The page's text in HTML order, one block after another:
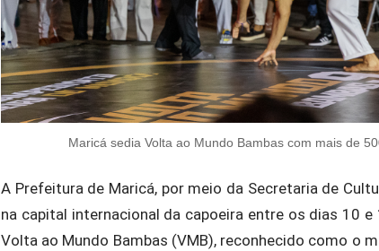
Maricá sedia Volta ao Mundo Bambas com mais de
A Prefeitura de Maricá, por meio da Secretaria de
na capital internacional da capoeira entre os dias 10
Volta ao Mundo Bambas (VMB), reconhecido como o